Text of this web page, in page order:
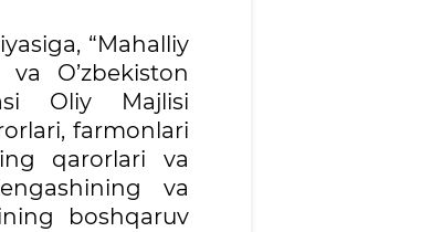
“Mahalliy
O’zbekiston
Oliy Majlisi
farmonlari
qarorlari va
va
boshqaruv